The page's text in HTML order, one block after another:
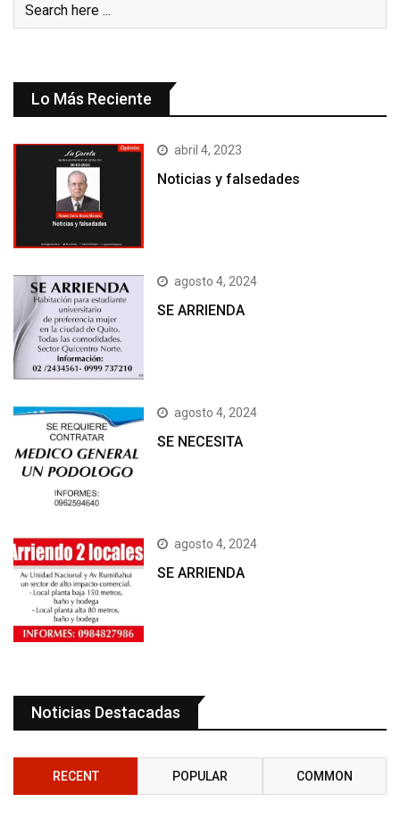
Lo Más Reciente
abril 4, 2023
Noticias y falsedades
agosto 4, 2024
SE ARRIENDA
agosto 4, 2024
SE NECESITA
agosto 4, 2024
SE ARRIENDA
Noticias Destacadas
RECENT POPULAR COMMON